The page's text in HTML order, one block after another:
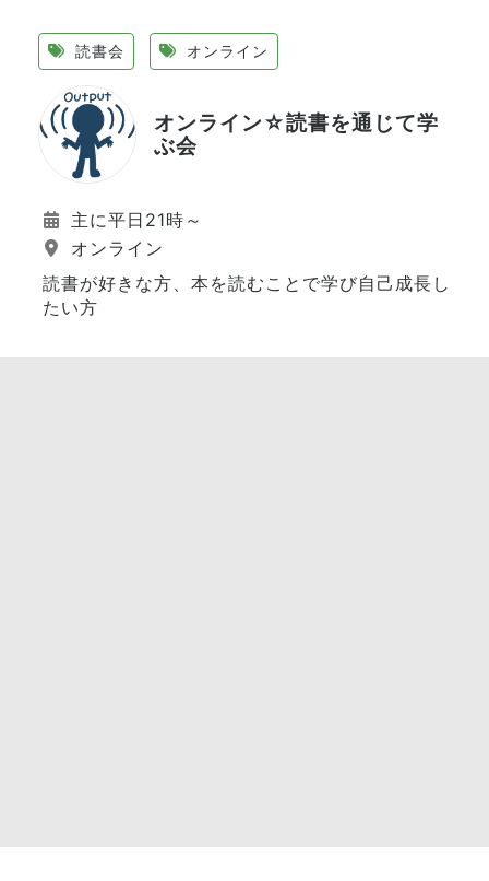
読書会 オンライン
オンライン☆読書を通じて学
ぶ会
主に平日21時～
オンライン
読書が好きな方、本を読むことで学び自己成長し
たい方